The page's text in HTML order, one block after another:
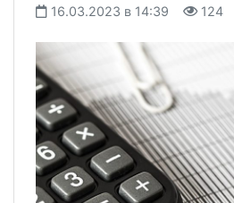
16.03.2023 в 14:39 124